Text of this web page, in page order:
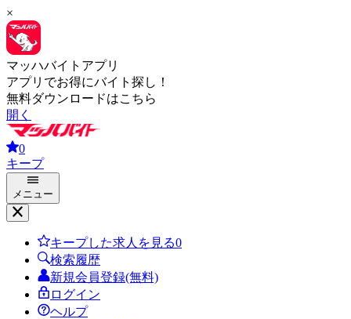
×
マッハバイトアプリ
アプリでお得にバイト探し！
無料ダウンロードはこちら
開く
0
キープ
メニュー
キープした求人を見る0
検索履歴
新規会員登録(無料)
ログイン
ヘルプ